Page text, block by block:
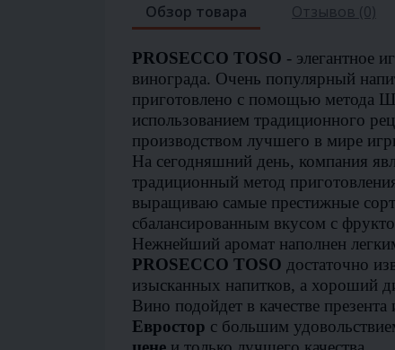
Обзор товара Отзывов (0)
PROSECCO TOSO - элегантное
винограда. Очень популярный
приготовлено с помощью метода
использованием традиционного
производством лучшего в мире
На сегодняшний день, компания
традиционный метод
выращиваю самые престижные
сбалансированным вкусом с
Нежнейший аромат наполнен
PROSECCO TOSO достаточно
изысканных напитков, а хороший
Вино подойдет в качестве
Евростор с большим